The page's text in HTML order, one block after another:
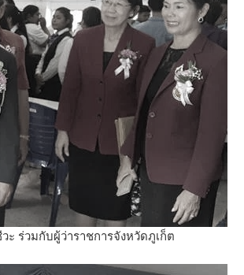
ะ ร่วมกับผู้ว่าราชการจังหวัดภูเก็ต